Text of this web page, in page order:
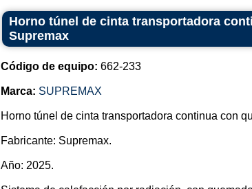
Horno túnel de cinta transportadora
Supremax
Código de equipo: 662-233
Marca: SUPREMAX
Horno túnel de cinta transportadora continua con
Fabricante: Supremax.
Año: 2025.